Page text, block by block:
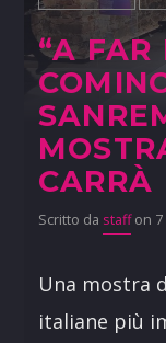
“A
CARRÀ
Scritto da staffon 7
Una mostra
italiane più